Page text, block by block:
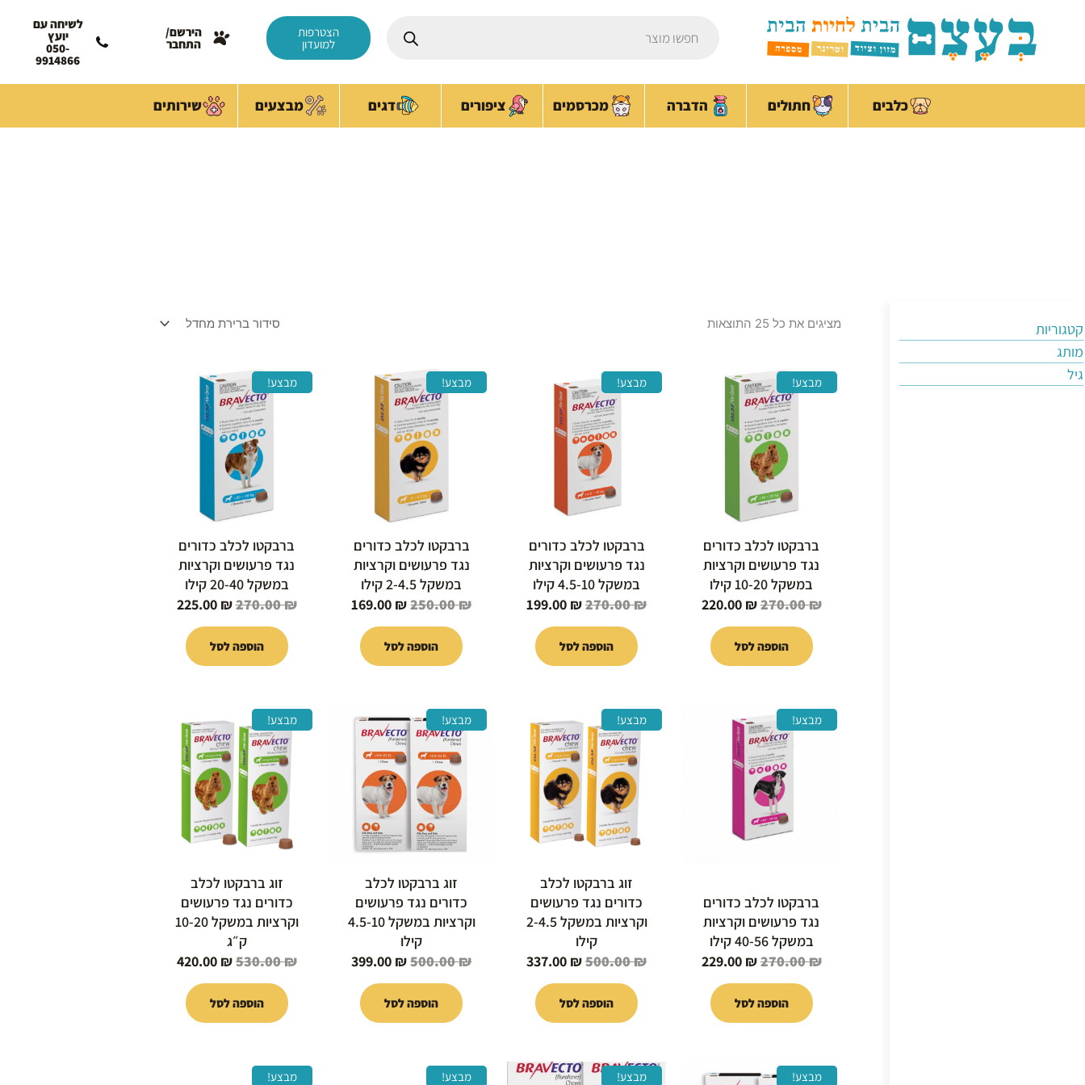
הצטרפות
למועדון
הירשם/
התחבר
לשיחה עם
יועץ
050-
9914866
כלבים חתולים הדברה מכרסמים ציפורים דגים מבצעים שירותים
קטגוריות
מותג
גיל
מציגים את כל ⁦25⁩ התוצאות
מבצע!
ברבקטו לכלב כדורים
נגד פרעושים וקרציות
במשקל 10-20 קילו
270.00₪
המחיר
המקורי
היה:
270.00 ₪.
220.00 ₪
הוספה לסל
מבצע!
ברבקטו לכלב כדורים
נגד פרעושים וקרציות
במשקל 4.5-10 קילו
270.00₪
המקורי
היה:
270.00 ₪.
199.00 ₪
הוספה לסל
מבצע!
ברבקטו לכלב כדורים
נגד פרעושים וקרציות
במשקל 2-4.5 קילו
250.00₪
המחיר
המקורי
היה:
250.00 ₪.
169.00 ₪
הוספה לסל
מבצע!
ברבקטו לכלב כדורים
נגד פרעושים וקרציות
במשקל 20-40 קילו
270.00₪
המחיר
המקורי
היה:
270.00 ₪.
225.00 ₪
הוספה לסל
מבצע!
ברבקטו לכלב כדורים
נגד פרעושים וקרציות
במשקל 40-56 קילו
270.00₪
המקורי
היה:
270.00 ₪.
229.00 ₪
הוספה לסל
מבצע!
זוג ברבקטו לכלב
כדורים נגד פרעושים
וקרציות במשקל 2-4.5
קילו
500.00₪
המקורי
היה:
500.00 ₪.
337.00 ₪
הוספה לסל
מבצע!
זוג ברבקטו לכלב
כדורים נגד פרעושים
וקרציות במשקל 4.5-10
קילו
500.00₪
המחיר
המקורי
היה:
500.00 ₪.
399.00 ₪
הוספה לסל
מבצע!
זוג ברבקטו לכלב
כדורים נגד פרעושים
וקרציות במשקל 10-20
ק״ג
530.00₪
המקורי
היה:
530.00 ₪.
420.00 ₪
הוספה לסל
מבצע!
המחיר
מבצע!
המחיר
המחיר
מבצע! מבצע!